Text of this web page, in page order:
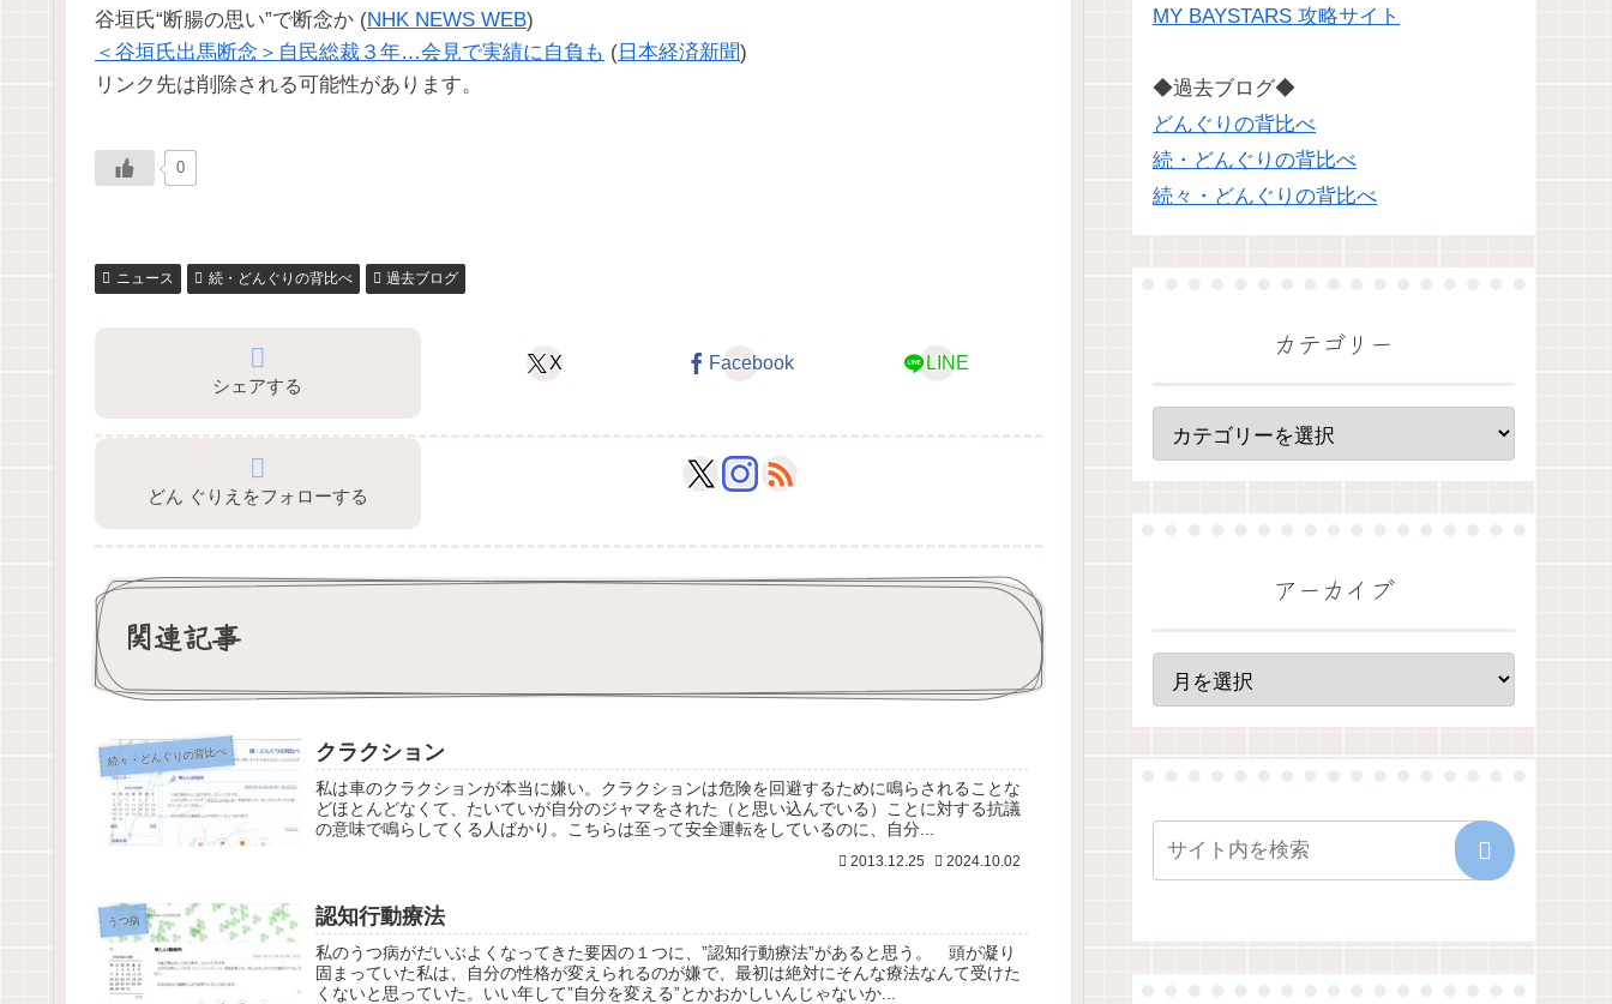
谷垣氏“断腸の思い”で断念か (NHK NEWS WEB)
＜谷垣氏出馬断念＞自民総裁３年…会見で実績に自負も ( 日本経済新聞)
リンク先は削除される可能性があります。
0
ニュース 続・どんぐりの背比べ 過去ブログ
シェアする
X Facebook LINE
どん ぐりえをフォローする
関連記事
続々・どんぐりの背比べ クラクション
私は車のクラクションが本当に嫌い。クラクションは危険を回避するために鳴らされることな
どほとんどなくて、たいていが自分のジャマをされた（と思い込んでいる）ことに対する抗議
の意味で鳴らしてくる人ばかり。こちらは至って安全運転をしているのに、自分...
2013.12.25 2024.10.02
うつ病 認知行動療法
私のうつ病がだいぶよくなってきた要因の１つに、”認知行動療法”があると思う。 頭が凝り
固まっていた私は、自分の性格が変えられるのが嫌で、最初は絶対にそんな療法なんて受けた
くないと思っていた。いい年して”自分を変える”とかおかしいんじゃないか...
MY BAYSTARS 攻略サイト
◆過去ブログ◆
どんぐりの背比べ
続・どんぐりの背比べ
続々・どんぐりの背比べ
カテゴリー
アーカイブ